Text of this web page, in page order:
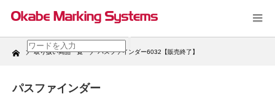
Home 取り扱い商品一覧 パスファインダー6032【販売終了】
パスファインダー